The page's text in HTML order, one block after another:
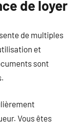
de loyer
de multiples
et
sont
Vous êtes